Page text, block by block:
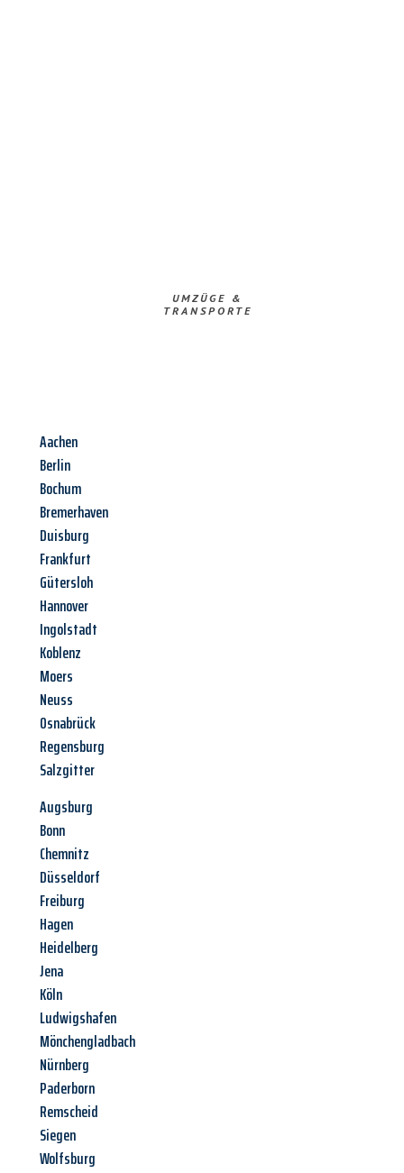
UMZÜGE &
TRANSPORTE
Aachen
Berlin
Bochum
Bremerhaven
Duisburg
Frankfurt
Gütersloh
Hannover
Ingolstadt
Koblenz
Moers
Neuss
Osnabrück
Regensburg
Salzgitter
Augsburg
Bonn
Chemnitz
Düsseldorf
Freiburg
Hagen
Heidelberg
Jena
Köln
Ludwigshafen
Mönchengladbach
Nürnberg
Paderborn
Remscheid
Siegen
Wolfsburg